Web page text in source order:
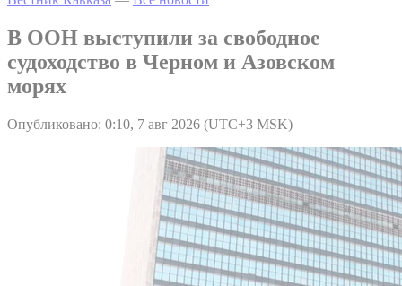
В ООН выступили за свободное
судоходство в Черном и Азовском
морях
Опубликовано: 0:10, 7 авг 2026 (UTC+3 MSK)